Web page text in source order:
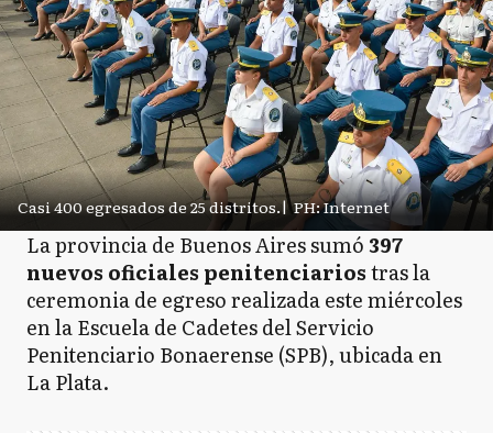
Casi 400 egresados de 25 distritos.| PH: Internet
La provincia de Buenos Aires sumó397
nuevos oficiales penitenciariostras la
ceremonia de egreso realizada este miércoles
en la Escuela de Cadetes del Servicio
Penitenciario Bonaerense (SPB), ubicada en
La Plata.